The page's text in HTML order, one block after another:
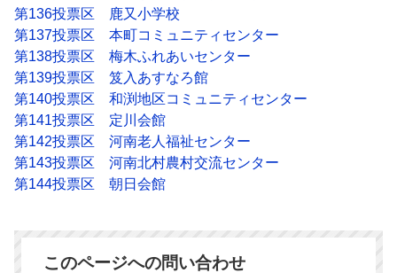
第136投票区 鹿又小学校
第137投票区 本町コミュニティセンター
第138投票区 梅木ふれあいセンター
第139投票区 笈入あすなろ館
第140投票区 和渕地区コミュニティセンター
第141投票区 定川会館
第142投票区 河南老人福祉センター
第143投票区 河南北村農村交流センター
第144投票区 朝日会館
このページへの問い合わせ